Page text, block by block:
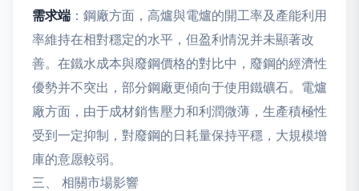
需求端 ：鋼廠方面，高爐與電爐的開工率及產能利用
率維持在相對穩定的水平，但盈利情況并未顯著改
善。在鐵水成本與廢鋼價格的對比中，廢鋼的經濟性
優勢并不突出，部分鋼廠更傾向于使用鐵礦石。電爐
廠方面，由于成材銷售壓力和利潤微薄，生產積極性
受到一定抑制，對廢鋼的日耗量保持平穩，大規模增
庫的意愿較弱。
三、 相關市場影響